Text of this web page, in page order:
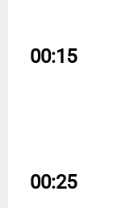
00:15
00:25